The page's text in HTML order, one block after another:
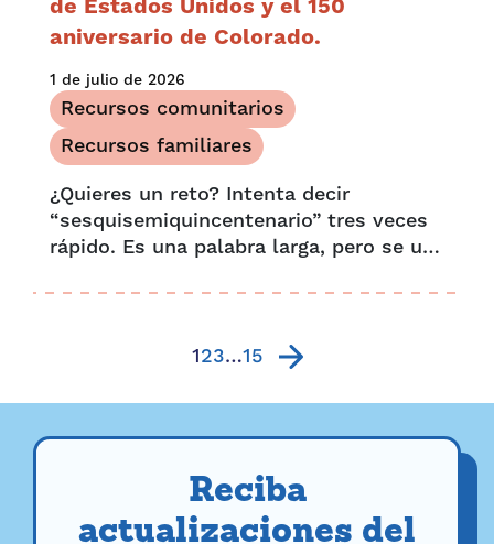
de Estados Unidos y el 150
aniversario de Colorado.
1 de julio de 2026
Recursos comunitarios
Recursos familiares
¿Quieres un reto? Intenta decir
“sesquisemiquincentenario” tres veces
rápido. Es una palabra larga, pero se usa
de un 150 aniversario y un 250
123…15
Reciba
actualizaciones del